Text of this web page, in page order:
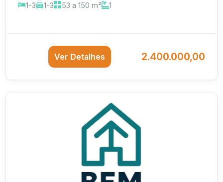
1-3
1-3 53 a 150 m² 1
Ver Detalhes 2.400.000,00